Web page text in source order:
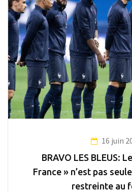
16 juin
BRAVO LES BLEUS:
France » n’est pas
restreinte au